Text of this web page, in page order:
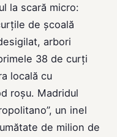
la scară micro:
de şcoală
arbori
38 de curţi
locală cu
roşu. Madridul
un inel
de milion de